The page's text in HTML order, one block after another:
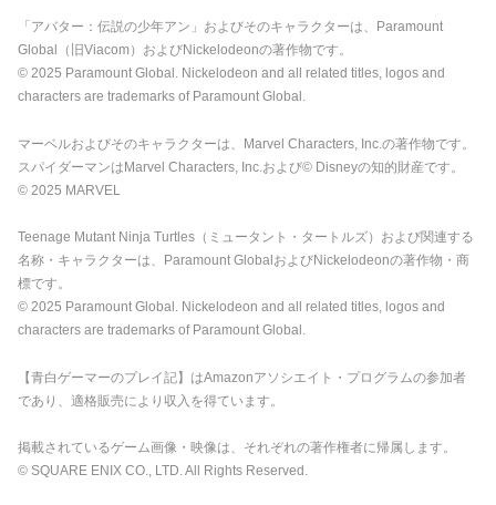
「アバター：伝説の少年アン」およびそのキャラクターは、Paramount
Global（旧Viacom）およびNickelodeonの著作物です。
© 2025 Paramount Global. Nickelodeon and all related titles, logos and
characters are trademarks of Paramount Global.
マーベルおよびそのキャラクターは、Marvel Characters, Inc.の著作物です。
スパイダーマンはMarvel Characters, Inc.および© Disneyの知的財産です。
© 2025 MARVEL
Teenage Mutant Ninja Turtles（ミュータント・タートルズ）および関連する
名称・キャラクターは、Paramount GlobalおよびNickelodeonの著作物・商
標です。
© 2025 Paramount Global. Nickelodeon and all related titles, logos and
characters are trademarks of Paramount Global.
【青白ゲーマーのプレイ記】はAmazonアソシエイト・プログラムの参加者
であり、適格販売により収入を得ています。
掲載されているゲーム画像・映像は、それぞれの著作権者に帰属します。
© SQUARE ENIX CO., LTD. All Rights Reserved.